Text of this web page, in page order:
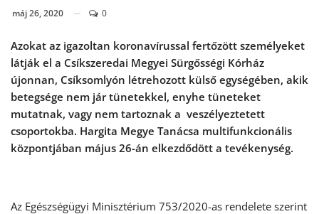
máj 26, 2020 0
Azokat az igazoltan koronavírussal fertőzött személyeket
látják el a Csíkszeredai Megyei Sürgősségi Kórház
újonnan, Csíksomlyón létrehozott külső egységében, akik
betegsége nem jár tünetekkel, enyhe tüneteket
mutatnak, vagy nem tartoznak a veszélyeztetett
csoportokba. Hargita Megye Tanácsa multifunkcionális
központjában május 26-án elkezdődött a tevékenység.
Az Egészségügyi Minisztérium 753/2020-as rendelete szerint